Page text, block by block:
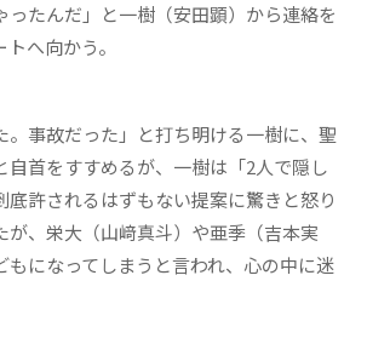
ったんだ」と一樹（安田顕）から連絡を
へ向かう。
事故だった」と打ち明ける一樹に、聖
自首をすすめるが、一樹は「2人で隠し
底許されるはずもない提案に驚きと怒り
が、栄大（山﨑真斗）や亜季（吉本実
もになってしまうと言われ、心の中に迷